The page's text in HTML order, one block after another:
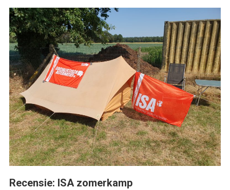
Recensie: ISA zomerkamp